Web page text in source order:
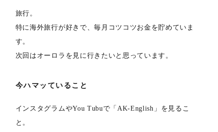
旅行。
特に海外旅行が好きで、毎月コツコツお金を貯めていま
す。
次回はオーロラを見に行きたいと思っています。
今ハマッていること
インスタグラムやYou Tubuで「AK-English」を見るこ
と。